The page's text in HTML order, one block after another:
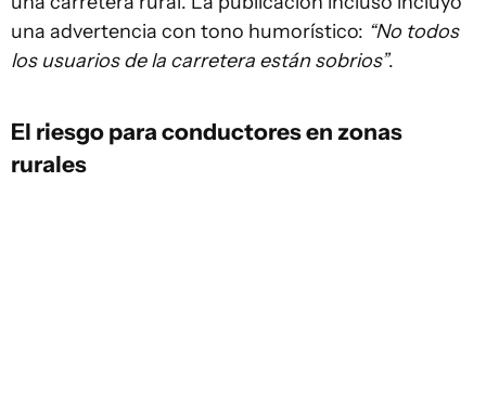
una advertencia con tono humorístico: “No todos
los usuarios de la carretera están sobrios”.
El riesgo para conductores en zonas
rurales